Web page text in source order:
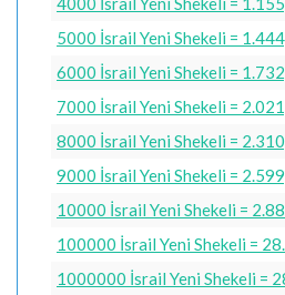
5000 İsrail Yeni Shekeli =
6000 İsrail Yeni Shekeli =
7000 İsrail Yeni Shekeli =
8000 İsrail Yeni Shekeli =
9000 İsrail Yeni Shekeli =
10000 İsrail Yeni Shekeli =
100000 İsrail Yeni Shekeli =
1000000 İsrail Yeni Shekeli =